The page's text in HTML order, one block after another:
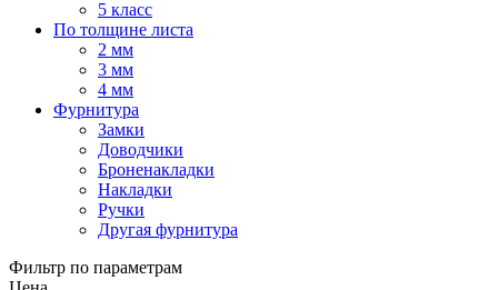
5 класс
По толщине листа
2 мм
3 мм
4 мм
Фурнитура
Замки
Доводчики
Броненакладки
Накладки
Ручки
Другая фурнитура
Фильтр по параметрам